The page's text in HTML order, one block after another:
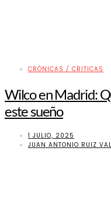
CRÓNICAS / CRITICAS
Wilco en Madrid:
este sueño
1 JULIO, 2025
JUAN ANTONIO RUIZ